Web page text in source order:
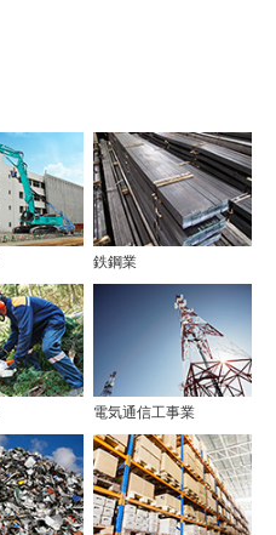
鉄鋼業
電気通信工事業